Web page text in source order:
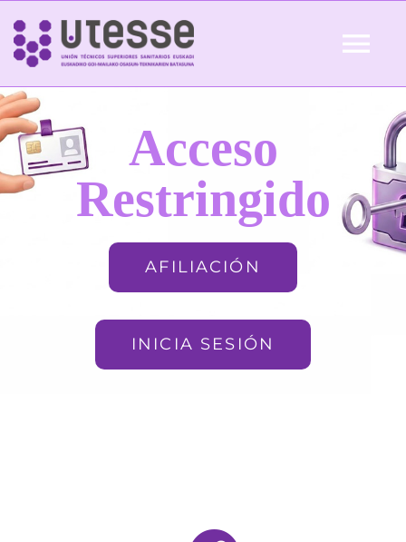
Skip
content
Inicio
QUIÉNES SOMOS Acceso
Restringido
AFILIACIÓN
INICIA SESIÓN